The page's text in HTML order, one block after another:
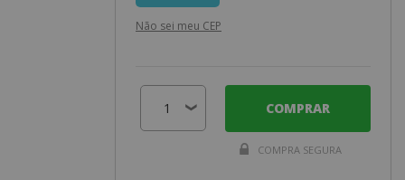
Não sei meu CEP
COMPRAR
COMPRA SEGURA